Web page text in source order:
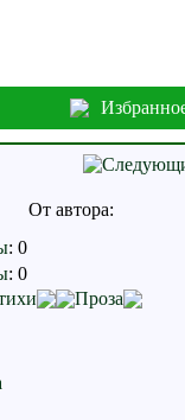
От автора:
: 0
: 0
Проза